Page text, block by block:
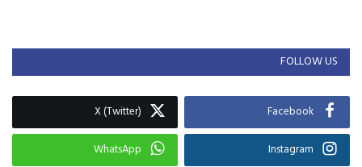
FOLLOW US
Facebook
X (Twitter)
Instagram
WhatsApp